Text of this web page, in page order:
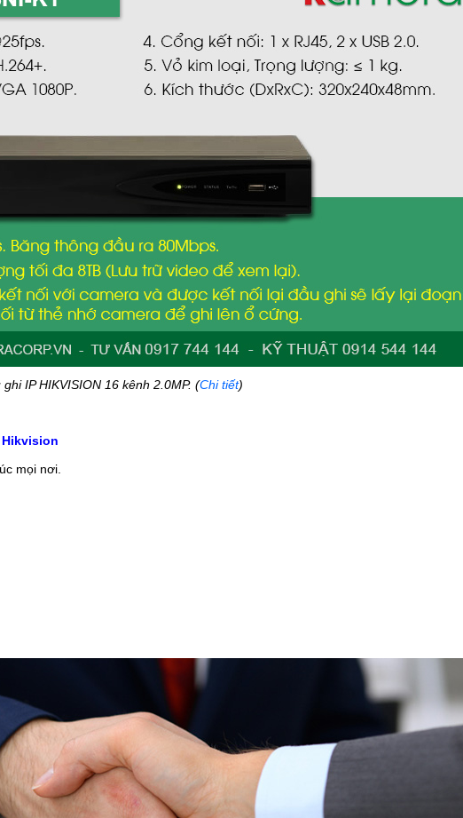
IP HIKVISION 16 kênh 2.0MP. (Chi tiết)
mọi nơi.